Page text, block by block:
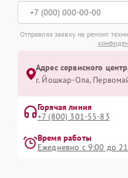
Отправляя заявку на ремонт
Адрес сервисного
г. Йошкар-Ола,
Горячая линия
+7 (800) 301-55-83
Время работы
Ежедневно с 9:00 до